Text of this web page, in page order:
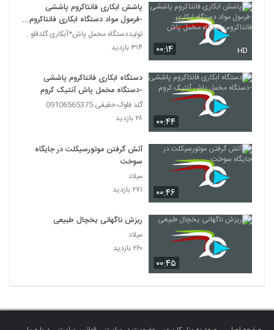
۰۰:۱۴ HD
پاشش ابکاری فانتاکروم پاششی
-فرمول مواد دستگاه ابکاری فانتاکروم-
دستگاه مخمل پاش
تولیددستگاه مخمل پاش*آبکاری گلدفلوک 09106565375
۳۱۴ بازدید
۰۰:۴۴
دستگاه ابکاری فانتاکروم پاششی
-دستگاه مخمل پاش آنتیک کروم
گلد فلوک حقیقی 09106565375
۲۸ بازدید
۰۰:۴۶
آتش گرفتن موتورسیکلت در جایگاه
سوخت
میلاد
۲۷۱ بازدید
۰۰:۴۵
ریزش ناگهانی یخچال طبیعی
میلاد
۲۶۰ بازدید